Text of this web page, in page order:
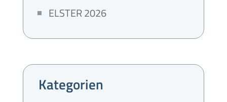
ELSTER 2026
Kategorien